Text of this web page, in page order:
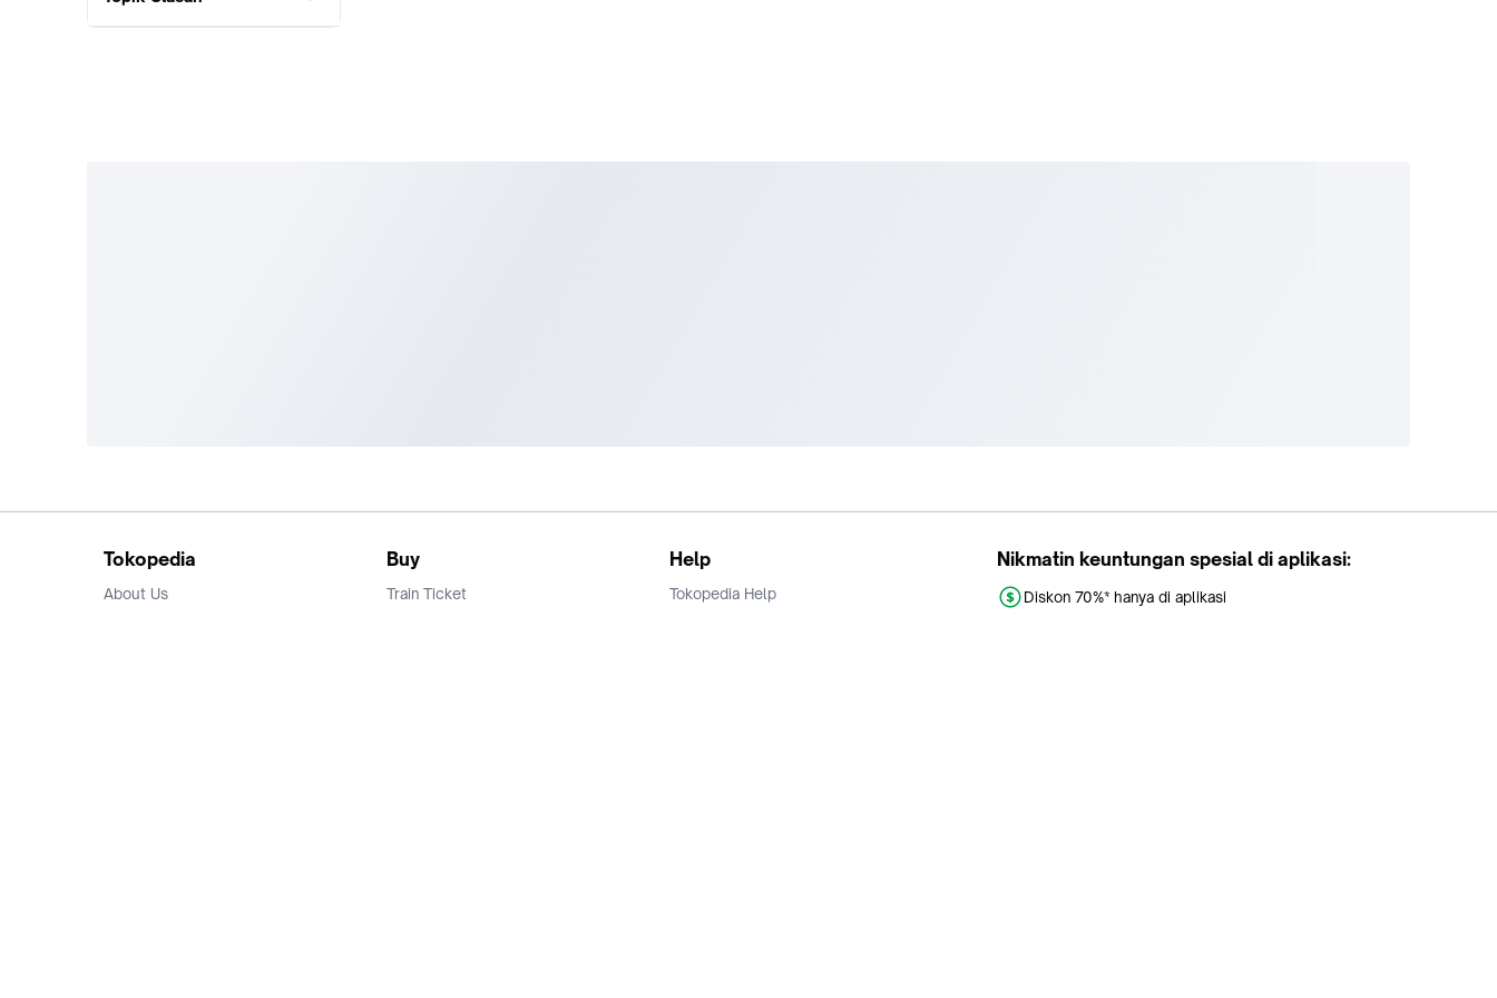
Tokopedia
About Us
Buy
Train Ticket
Help
Tokopedia Help
Nikmatin keuntungan spesial di aplikasi:
Diskon 70%* hanya di aplikasi